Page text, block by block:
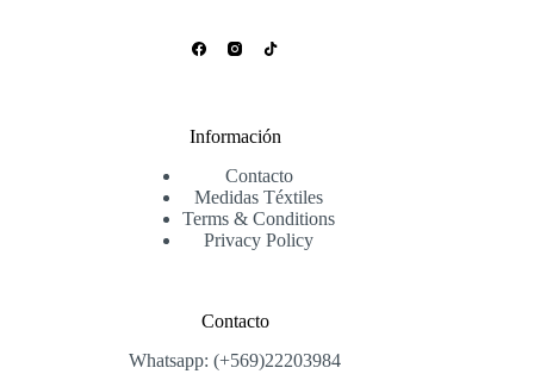
Información
Contacto
Medidas Téxtiles
Terms & Conditions
Privacy Policy
Contacto
Whatsapp: (+569)22203984